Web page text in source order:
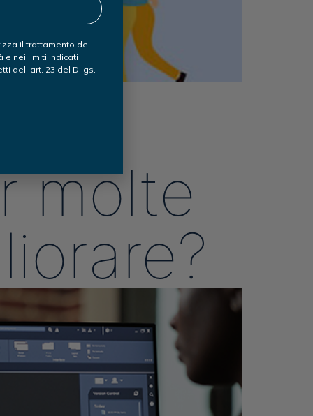
molte
il trattamento dei
e nei limiti indicati
dell'art. 23 del D.lgs.